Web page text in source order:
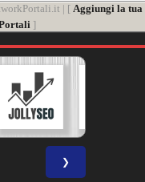
| [ Aggiungi la tua
]
❯